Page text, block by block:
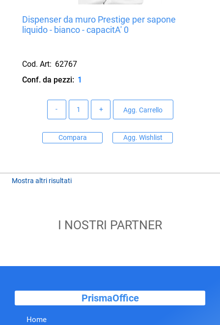
Dispenser da muro Prestige per sapone
liquido - bianco - capacitA' 0
Cod. Art: 62767
Conf. da pezzi: 1
Agg. Carrello
Compara Agg. Wishlist
Mostra altri risultati
I NOSTRI PARTNER
PrismaOffice
Home